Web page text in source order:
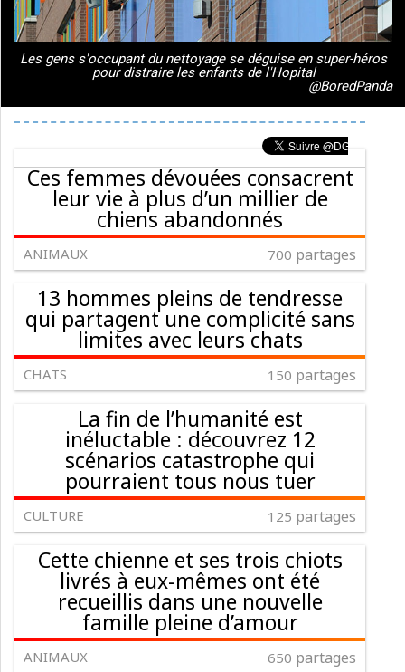
Les gens s'occupant du nettoyage se déguise en super-héros
pour distraire les enfants de l'Hopital
@BoredPanda
Ces femmes dévouées consacrent
leur vie à plus d’un millier de
chiens abandonnés
ANIMAUX 700 partages
13 hommes pleins de tendresse
qui partagent une complicité sans
limites avec leurs chats
CHATS 150 partages
La fin de l’humanité est
inéluctable : découvrez 12
scénarios catastrophe qui
pourraient tous nous tuer
CULTURE 125 partages
Cette chienne et ses trois chiots
livrés à eux-mêmes ont été
recueillis dans une nouvelle
famille pleine d’amour
ANIMAUX 650 partages